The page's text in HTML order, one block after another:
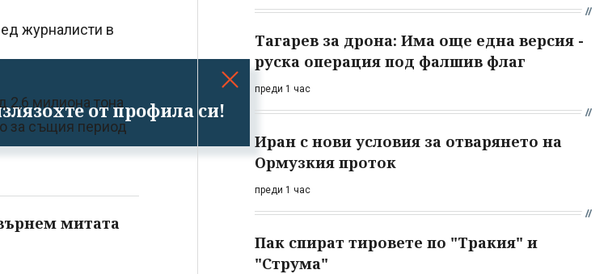
от профила си!
журналисти в
2,6 милиона тона
за същия период
митата
Тагарев за дрона: Има още една версия -
руска операция под фалшив флаг
преди 1 час
Иран с нови условия за отварянето на
Ормузкия проток
преди 1 час
Пак спират тировете по "Тракия" и
"Струма"